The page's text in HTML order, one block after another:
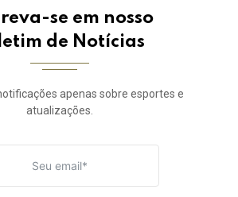
se em nosso
de Notícias
apenas sobre esportes e
atualizações.